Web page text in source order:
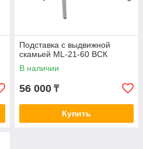
Подставка с выдвижной
скамьей ML-21-60 ВСК
В наличии
56 000 ₸
Купить